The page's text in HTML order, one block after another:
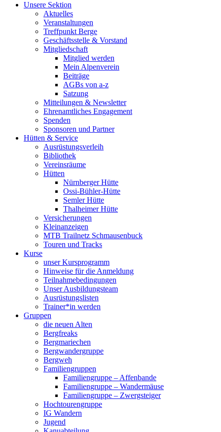
Unsere Sektion
Aktuelles
Veranstaltungen
Treffpunkt Berge
Geschäftsstelle & Vorstand
Mitgliedschaft
Mitglied werden
Mein Alpenverein
Beiträge
AGBs von a-z
Satzung
Mitteilungen & Newsletter
Ehrenamtliches Engagement
Spenden
Sponsoren und Partner
Hütten & Service
Ausrüstungsverleih
Bibliothek
Vereinsräume
Hütten
Nürnberger Hütte
Ossi-Bühler-Hütte
Semler Hütte
Thalheimer Hütte
Versicherungen
Kleinanzeigen
MTB Trailnetz Schmausenbuck
Touren und Tracks
Kurse
unser Kursprogramm
Hinweise für die Anmeldung
Teilnahmebedingungen
Unser Ausbildungsteam
Ausrüstungslisten
Trainer*in werden
Gruppen
die neuen Alten
Bergfreaks
Bergmariechen
Bergwandergruppe
Bergweh
Familiengruppen
Familiengruppe – Affenbande
Familiengruppe – Wandermäuse
Familiengruppe – Zwergsteiger
Hochtourengruppe
IG Wandern
Jugend